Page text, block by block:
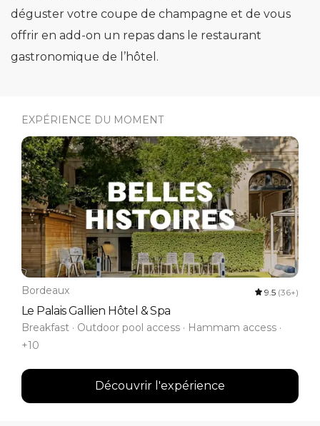
déguster votre coupe de champagne et de vous
offrir en add-on un repas dans le restaurant
gastronomique de l’hôtel.
EXPÉRIENCE DU MOMENT
Bordeaux 9.5 (36+)
Le Palais Gallien Hôtel & Spa
Breakfast · Outdoor pool access · Hammam access ·
+10
Découvrir l'expérience